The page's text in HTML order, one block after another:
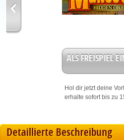
ALS FREISPIEL
Hol dir jetzt deine
erhalte sofort bis zu
Detaillierte Beschreibung